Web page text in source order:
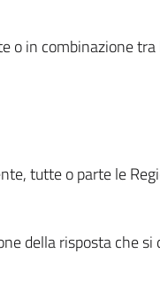
o in combinazione
tutte o parte le
della risposta che